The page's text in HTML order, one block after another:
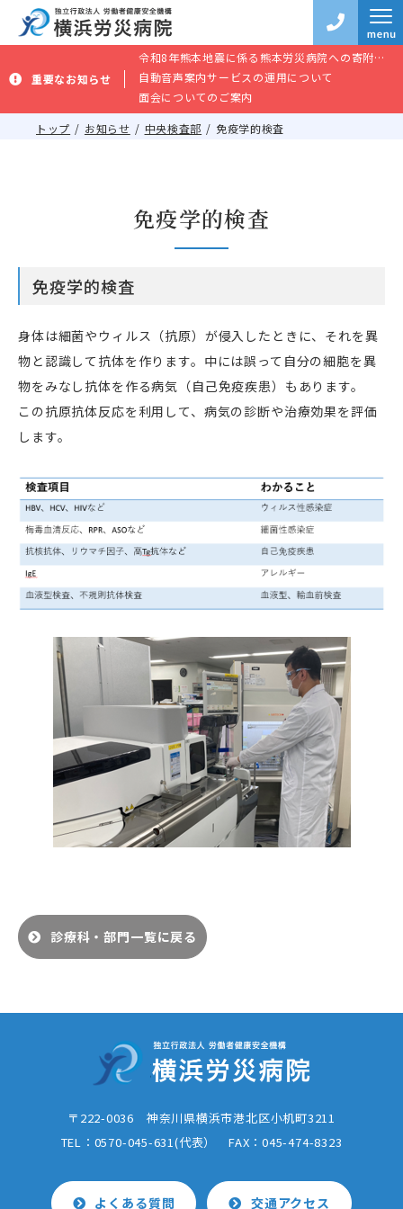
重要なお知らせ
令和8年熊本地震に係る熊本労災病院への寄附のお願い
自動音声案内サービスの運用について
面会についてのご案内
トップ お知らせ 中央検査部 免疫学的検査
免疫学的検査
免疫学的検査
身体は細菌やウィルス（抗原）が侵入したときに、それを異
物と認識して抗体を作ります。中には誤って自分の細胞を異
物をみなし抗体を作る病気（自己免疫疾患）もあります。
この抗原抗体反応を利用して、病気の診断や治療効果を評価
します。
診療科・部門一覧に戻る
〒222-0036 神奈川県横浜市港北区小机町3211
TEL：0570-045-631(代表） FAX：045-474-8323
よくある質問 交通アクセス